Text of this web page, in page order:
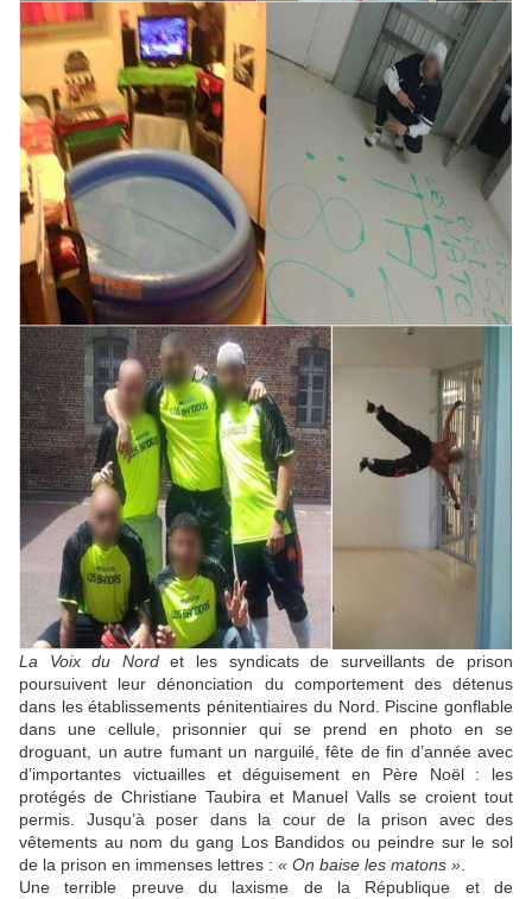
La Voix du Nordet les syndicats de surveillants de prison
poursuivent leur dénonciation du comportement des détenus
dans les établissements pénitentiaires du Nord. Piscine gonflable
dans une cellule, prisonnier qui se prend en photo en se
droguant, un autre fumant un narguilé, fête de fin d’année avec
d’importantes victuailles et déguisement en Père Noël : les
protégés de Christiane Taubira et Manuel Valls se croient tout
permis. Jusqu’à poser dans la cour de la prison avec des
vêtements au nom du gang Los Bandidos ou peindre sur le sol
de la prison en immenses lettres : « On baise les matons »
Une terrible preuve du laxisme de la République et de